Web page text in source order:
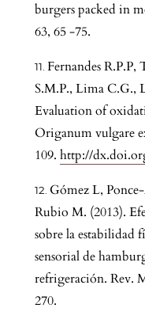
burgers packed in
63, 65 -75.
Fernandes
S.M.P., Lima C.G.,
Evaluation of
Origanum vulgare
109. http://
Gómez L,
Rubio M. (2013).
sobre la
sensorial de
refrigeración. Rev.
270.